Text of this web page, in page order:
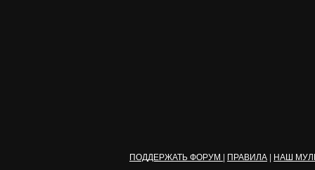
ПОДДЕРЖАТЬ ФОРУМ ПРАВИЛА
НАШ